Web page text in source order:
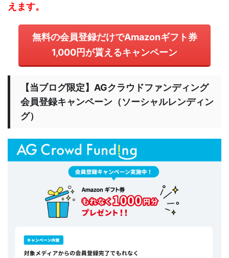
えます。
無料の会員登録だけでAmazonギフト券
1,000円が貰えるキャンペーン
【当ブログ限定】AGクラウドファンディング
会員登録キャンペーン（ソーシャルレンディン
グ）